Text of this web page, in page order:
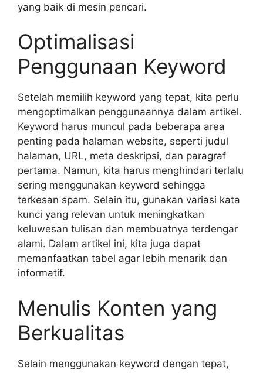
yang baik di mesin pencari.
Optimalisasi
Penggunaan Keyword
Setelah memilih keyword yang tepat, kita perlu
mengoptimalkan penggunaannya dalam artikel.
Keyword harus muncul pada beberapa area
penting pada halaman website, seperti judul
halaman, URL, meta deskripsi, dan paragraf
pertama. Namun, kita harus menghindari terlalu
sering menggunakan keyword sehingga
terkesan spam. Selain itu, gunakan variasi kata
kunci yang relevan untuk meningkatkan
keluwesan tulisan dan membuatnya terdengar
alami. Dalam artikel ini, kita juga dapat
memanfaatkan tabel agar lebih menarik dan
informatif.
Menulis Konten yang
Berkualitas
Selain menggunakan keyword dengan tepat,